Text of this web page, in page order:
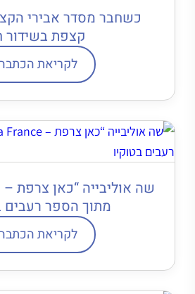
כשחבר מסדר אבירי
קצפת בשידור
לקריאת
מתוך הספר רעבים
לקריאת